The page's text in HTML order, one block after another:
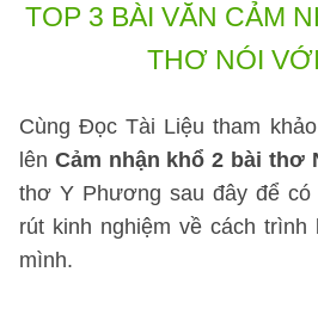
TOP 3 BÀI VĂN CẢM
THƠ NÓI
Cùng Đọc Tài Liệu tham
lên Cảm nhận khổ 2 bài thơ
thơ Y Phương sau đây để
rút kinh nghiệm về cách trình
mình.